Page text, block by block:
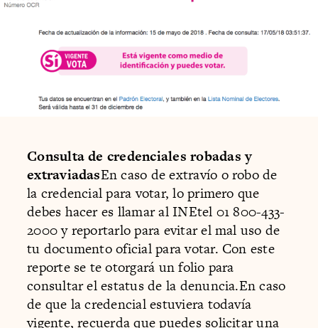
Consulta de credenciales robadas y
extraviadasEn caso de extravío o robo de
la credencial para votar, lo primero que
debes hacer es llamar al INEtel 01 800-433-
2000 y reportarlo para evitar el mal uso de
tu documento oficial para votar. Con este
reporte se te otorgará un folio para
consultar el estatus de la denuncia.En caso
de que la credencial estuviera todavía
vigente,recuerda que puedes solicitar una